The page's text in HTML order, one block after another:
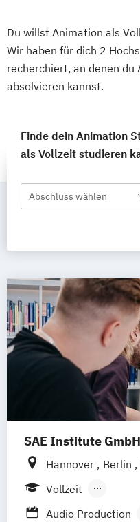
Du willst Animation als
Wir haben für dich 2
recherchiert, an denen du
absolvieren kannst.
Finde dein Animation
als Vollzeit studieren
Abschluss wählen
SAE Institute GmbH
Hannover Berlin
Hamburg
Vollzeit
Audio Production